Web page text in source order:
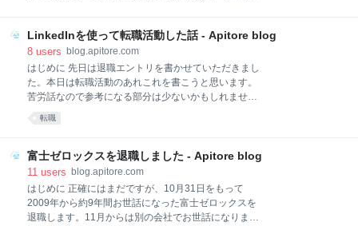
Windows10で
書 (WordNet) サンプルコード Java 解説 TIPS 名詞はそ
のまま使えますが、動詞や形容詞は語尾が活用しま
す。WordNetは標準形のみを入力に取ります。「標準
形なんてわかんねーよ」って場合は、形態素解析を挟
むと良いです。 例えば、Apitoreで公開している
中にbaseFormというものがあります。これが標準形
果から標準形を取ると、「やる」「て」「みる」にな
ります。 使ってみた WordNet
LinkedInを使って転職活動した話 - Apitore blog
8 users blog.apitore.com
はじめに 先日は退職エントリを書かせていただきまし
た。本日は転職活動のあれこれを書こうと思います。
苦労話なので参考になる部分は少ないかもしれませ
ん。 転職期間 2017年の6月から始めて、2017年の9月
に終わりました。約3ヶ月でした。本格的に応募し始
（OneJAPANハッカソンの運営と実施に丸かぶりでし
た）。使ったツールはLinkedInのみです。英語の自己
紹介ページだけ作り、転職シグナルをONにしました。
希望勤務地はサンフランシスコで、理由は西海岸で働
きたかった（ITの聖地だし）。 転職活動を開始して最
転職
富士ゼロックスを退職しました - Apitore blog
11 users blog.apitore.com
はじめに 正確にはまだですが、10月31日をもって
2009年から約9年間お世話になった富士ゼロックスを
退職します。11月からは別の会社でお世話になります